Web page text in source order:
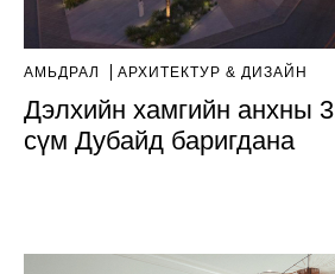
АМЬДРАЛ AРХИТЕКТУР & ДИЗАЙН
Дэлхийн хамгийн анхны
сүм Дубайд баригдана